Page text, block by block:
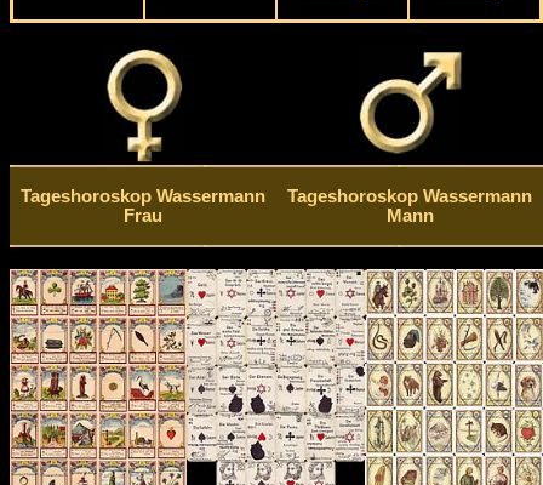
Tageshoroskop Wassermann
Frau
Tageshoroskop Wassermann
Mann